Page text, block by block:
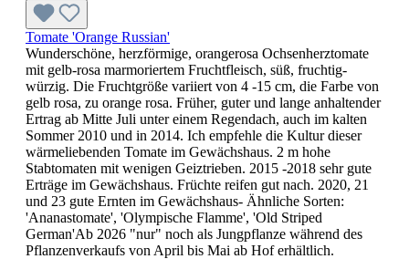
Tomate 'Orange Russian'
Wunderschöne, herzförmige, orangerosa Ochsenherztomate
mit gelb-rosa marmoriertem Frucht­fleisch, süß, fruchtig-
würzig. Die Fruchtgröße variiert von 4 -15 cm, die Farbe von
gelb rosa, zu orange rosa. Früher, guter und lange anhaltender
Ertrag ab Mitte Juli unter einem Regendach, auch im kalten
Sommer 2010 und in 2014. Ich empfehle die Kultur dieser
wärmeliebenden Tomate im Gewächshaus. 2 m hohe
Stabtomaten mit wenigen Geiz­trieben. 2015 -2018 sehr gute
Erträge im Gewächshaus. Früchte reifen gut nach. 2020, 21
und 23 gute Ernten im Gewächshaus- Ähnliche Sorten:
'Ananastomate', 'Olympische Flamme', 'Old Striped
German'Ab 2026 "nur" noch als Jungpflanze während des
Pflanzenverkaufs von April bis Mai ab Hof erhältlich.